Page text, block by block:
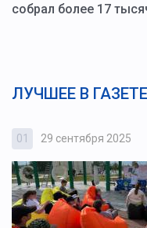
собрал более 17
ЛУЧШЕЕ В ГАЗЕТЕ
01 29 сентября 2025